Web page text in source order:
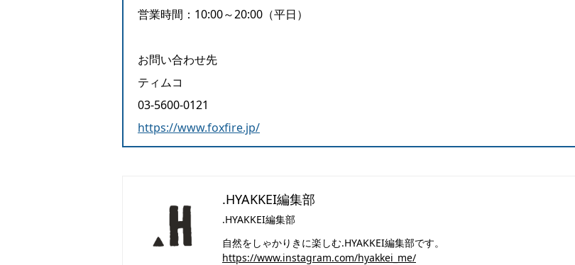
営業時間：10:00～20:00（平日）
お問い合わせ先
ティムコ
03-5600-0121
https://www.foxfire.jp/
.HYAKKEI編集部
.HYAKKEI編集部
自然をしゃかりきに楽しむ.HYAKKEI編集部です。
https://www.instagram.com/hyakkei_me/